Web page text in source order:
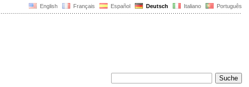
English Français Español Deutsch Italiano Português